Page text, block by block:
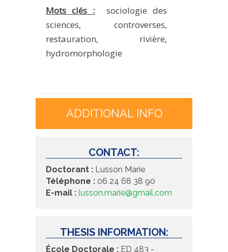
Mots clés : sociologie des
sciences, controverses,
restauration, rivière,
hydromorphologie
ADDITIONAL INFO
CONTACT:
Doctorant : Lusson Marie
Téléphone : 06 24 68 38 90
E-mail : lusson.marie@gmail.com
THESIS INFORMATION:
École Doctorale : ED 483 -